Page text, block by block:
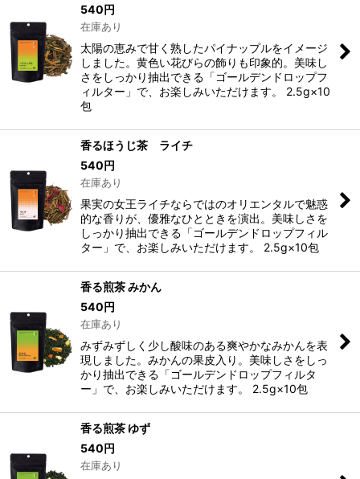
540円
在庫あり
太陽の恵みで甘く熟したパイナップルをイメージ
しました。黄色い花びらの飾りも印象的。美味し
さをしっかり抽出できる「ゴールデンドロップフ
ィルター」で、お楽しみいただけます。 2.5g×10
包
香るほうじ茶 ライチ
540円
在庫あり
果実の女王ライチならではのオリエンタルで魅惑
的な香りが、優雅なひとときを演出。美味しさを
しっかり抽出できる「ゴールデンドロップフィル
ター」で、お楽しみいただけます。 2.5g×10包
香る煎茶 みかん
540円
在庫あり
みずみずしく少し酸味のある爽やかなみかんを表
現しました。みかんの果皮入り。美味しさをしっ
かり抽出できる「ゴールデンドロップフィルタ
ー」で、お楽しみいただけます。 2.5g×10包
香る煎茶 ゆず
540円
在庫あり